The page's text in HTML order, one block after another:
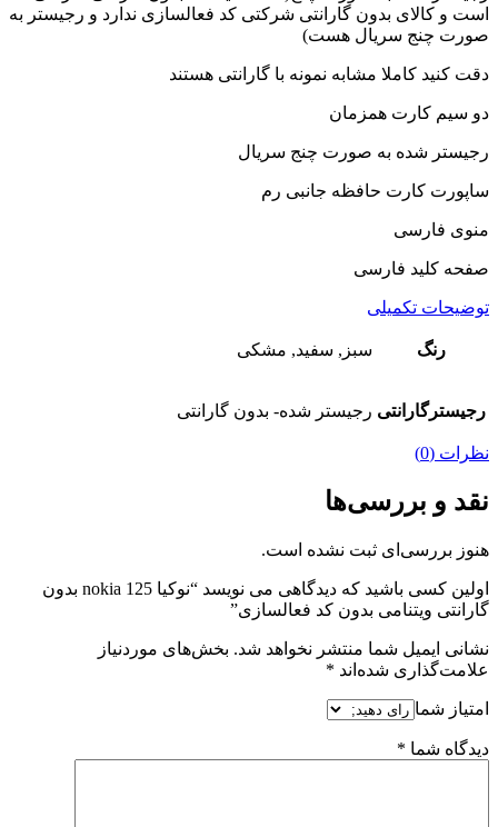
است و کالای بدون گارانتی شرکتی کد فعالسازی ندارد و رجیستر به
صورت چنج سریال هست)
دقت کنید کاملا مشابه نمونه با گارانتی هستند
دو سیم کارت همزمان
رجیستر شده به صورت چنج سریال
ساپورت کارت حافظه جانبی رم
منوی فارسی
صفحه کلید فارسی
توضیحات تکمیلی
رنگ سبز, سفید, مشکی
رجیسترگارانتی رجیستر شده- بدون گارانتی
نظرات (0)
نقد و بررسی‌ها
هنوز بررسی‌ای ثبت نشده است.
اولین کسی باشید که دیدگاهی می نویسد “نوکیا nokia 125 بدون
گارانتی ویتنامی بدون کد فعالسازی”
نشانی ایمیل شما منتشر نخواهد شد. بخش‌های موردنیاز
علامت‌گذاری شده‌اند *
امتیاز شما
دیدگاه شما *